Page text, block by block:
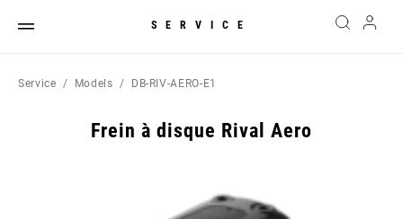
SERVICE
Service Models DB-RIV-AERO-E1
Frein à disque Rival Aero